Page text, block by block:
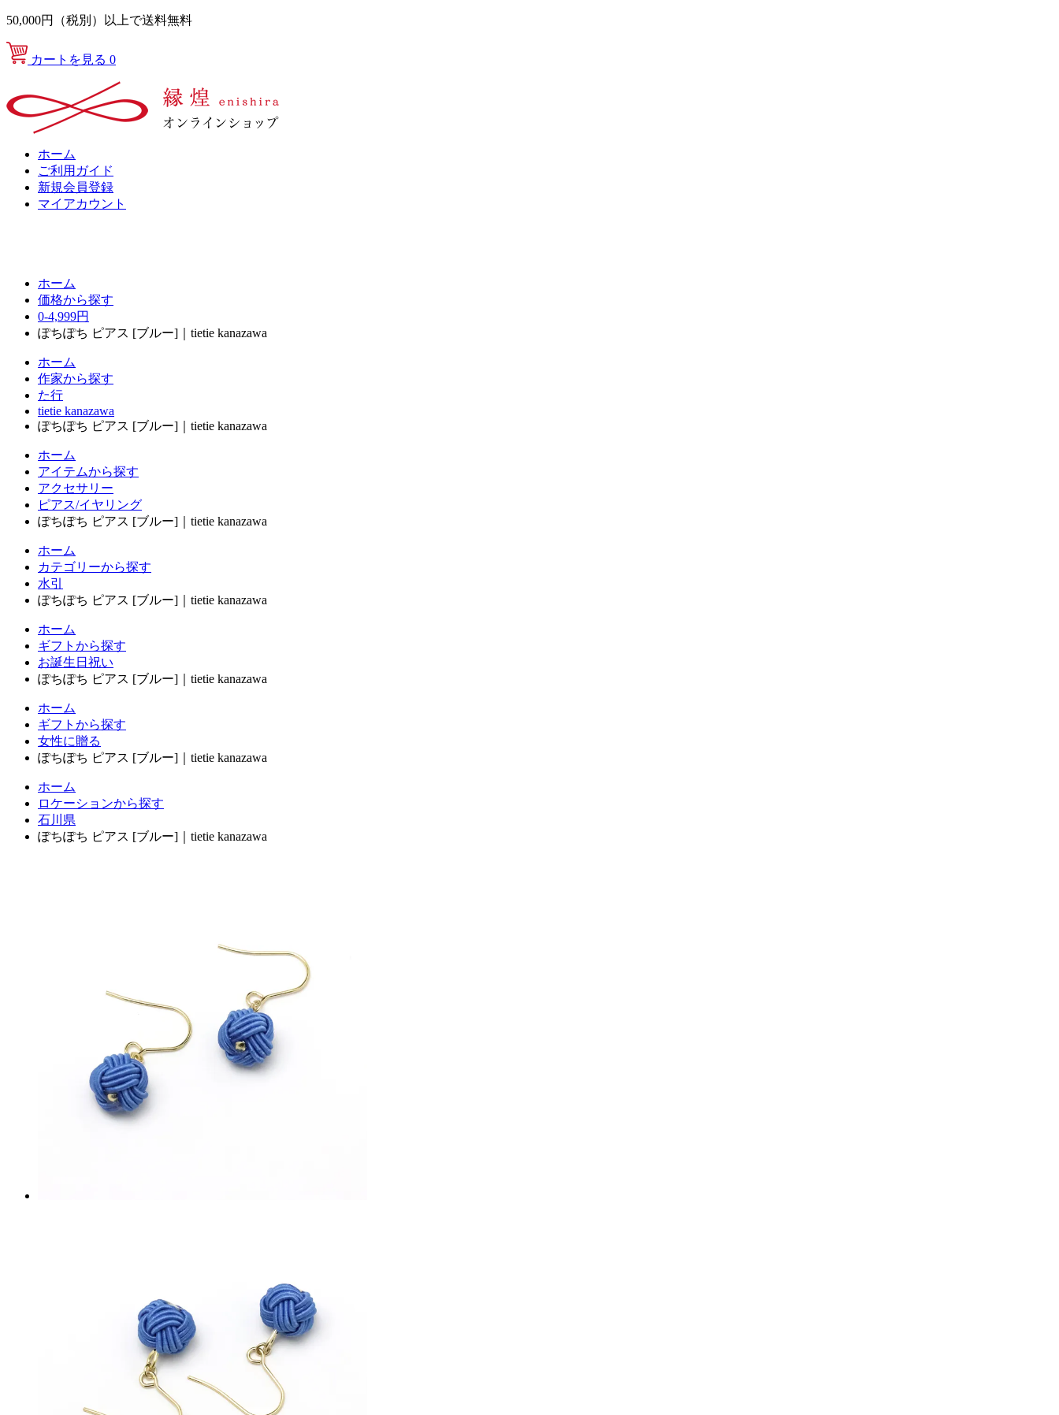
50,000円（税別）以上で送料無料
カートを見る 0
ホーム
ご利用ガイド
新規会員登録
マイアカウント
ホーム
価格から探す
0-4,999円
ぽちぽち ピアス [ブルー]｜tietie kanazawa
ホーム
作家から探す
た行
tietie kanazawa
ぽちぽち ピアス [ブルー]｜tietie kanazawa
ホーム
アイテムから探す
アクセサリー
ピアス/イヤリング
ぽちぽち ピアス [ブルー]｜tietie kanazawa
ホーム
カテゴリーから探す
水引
ぽちぽち ピアス [ブルー]｜tietie kanazawa
ホーム
ギフトから探す
お誕生日祝い
ぽちぽち ピアス [ブルー]｜tietie kanazawa
ホーム
ギフトから探す
女性に贈る
ぽちぽち ピアス [ブルー]｜tietie kanazawa
ホーム
ロケーションから探す
石川県
ぽちぽち ピアス [ブルー]｜tietie kanazawa